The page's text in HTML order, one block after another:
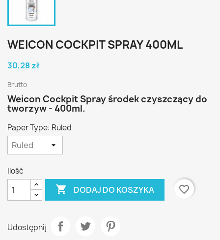
WEICON COCKPIT SPRAY 400ML
30,28 zł
Brutto
Weicon Cockpit Spray środek czyszczący do
tworzyw - 400ml.
Paper Type: Ruled
Ilość
 DODAJ DO KOSZYKA favorite_border
Udostępnij